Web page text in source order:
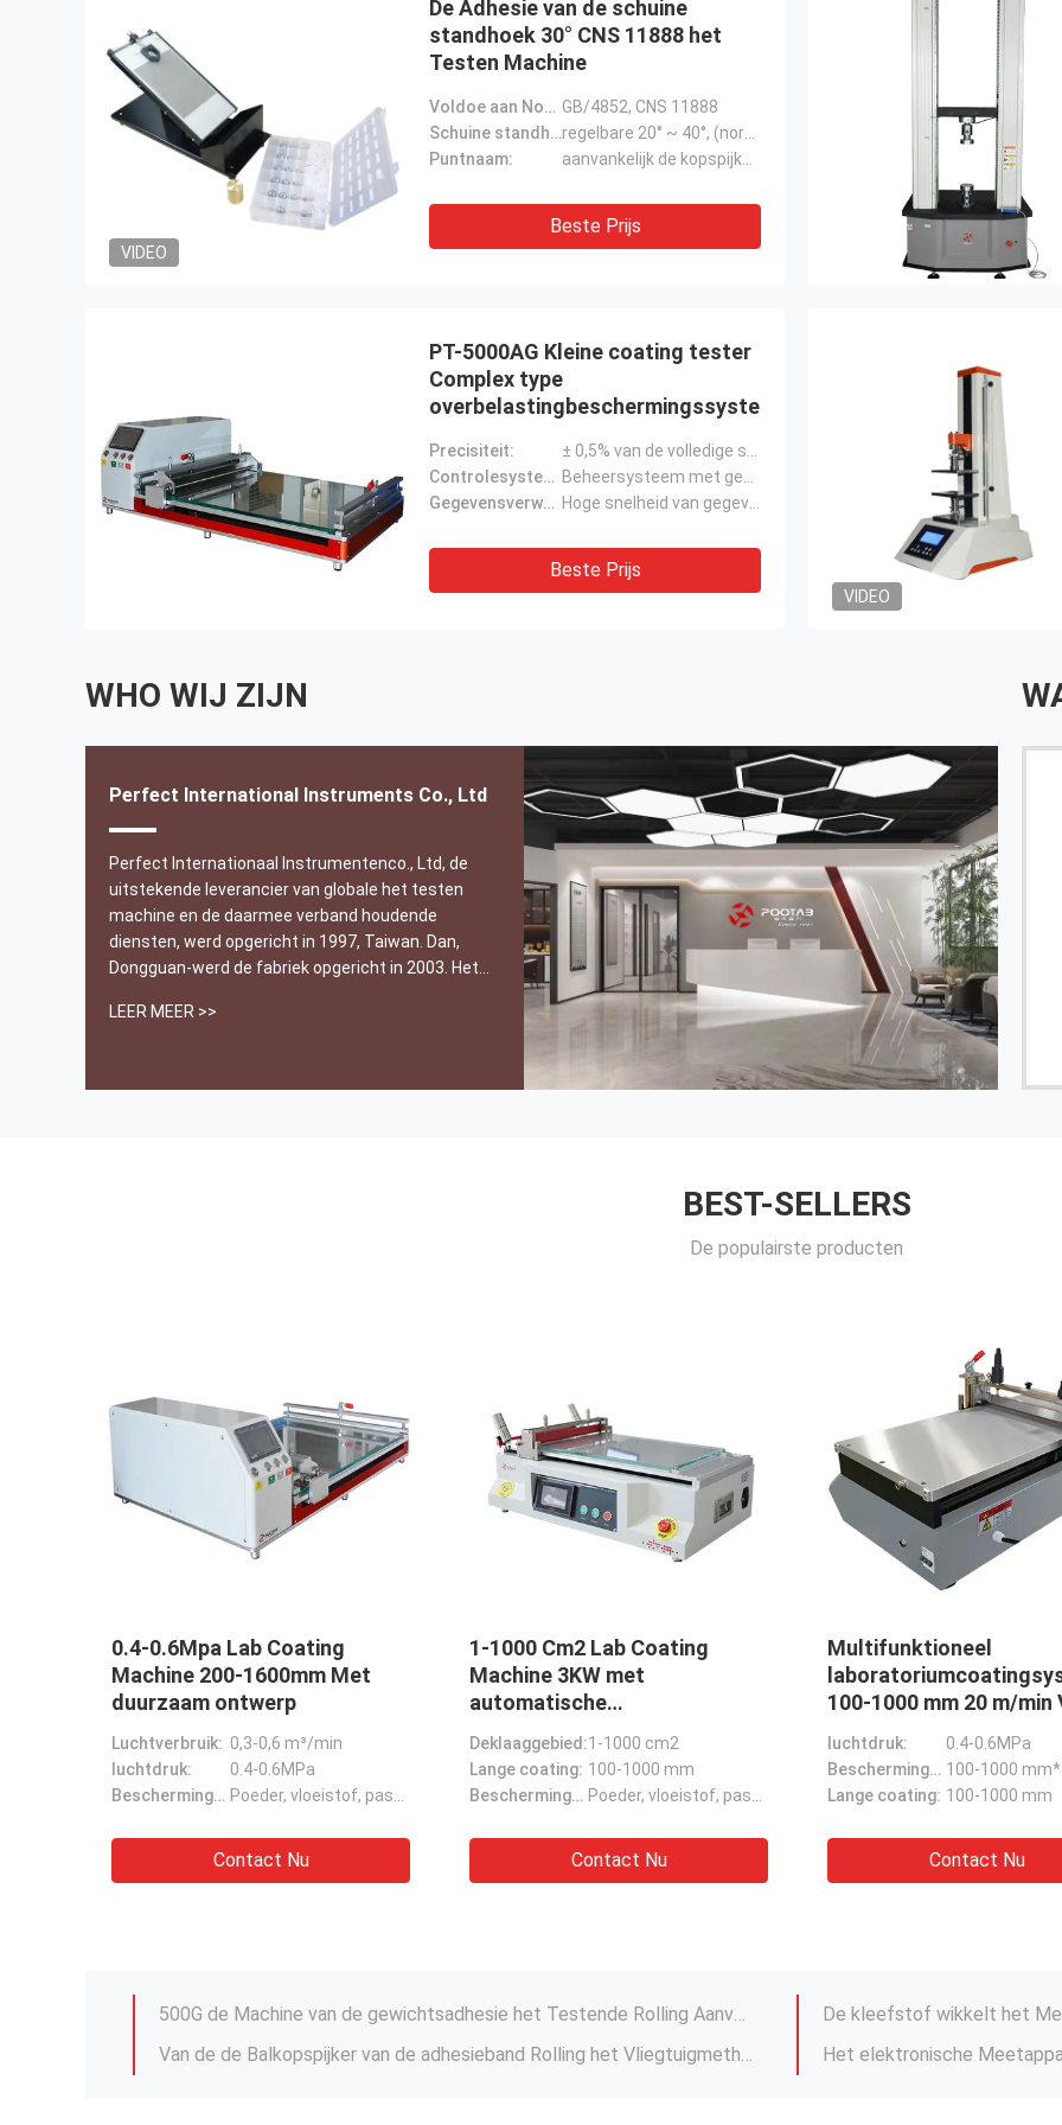
VIDEO
De Adhesie van de schuine
standhoek 30° CNS 11888 het
Testen Machine
Voldoe aan Normen: GB/4852, CNS 11888
Schuine standhoek:
regelbare 20° ~ 40°, (normaal gebruik 30°)
Puntnaam:
aanvankelijk de kopspijkermeetapparaat van de broodjesbal
Beste Prijs
PT-5000AG Kleine coating tester
Complex type
overbelastingbeschermingssysteem
Precisiteit:
± 0,5% van de volledige schaal
Controlesysteem:
Beheersysteem met gesloten schakel
Gegevensverwerving:
Hoge snelheid van gegevensverzameling
Beste Prijs
VIDEO
WHO WIJ ZIJN
Perfect International Instruments Co., Ltd
Perfect Internationaal Instrumentenco., Ltd, de
uitstekende leverancier van globale het testen
machine en de daarmee verband houdende
diensten, werd opgericht in 1997, Taiwan. Dan,
Dongguan-werd de fabriek opgericht in 2003. Het
rubber, plastieken, schoeisel, voedsel, dagelijks
LEER MEER >>
Perfecte Groep. Zijn zeer geduldig en beroeps, die
ASTM-norm, en machine opleiding helpen
verduidelijken
------ Garnica van Ecuador
Xin chào, de trek tersting machine stelde me, met
gedetailleerde werkende handgids tevreden. Ik kan
mijn producten wetenschappelijk testen.
------ Phong van Vietnam
BEST-SELLERS
De populairste producten
PT-5000AG Kleine coating
tester Complex type
overbelastingbeschermingssysteem
Precisiteit:
Gegevensverwerving:
Hoge snelheid van gegevensverzameling
Contact Nu
Betrouwbare
spanningsmetingsinrichting
Voor de test van de
krachtbereik 0,5-500 kN
De Waaier van de testsnelheid: 0.5-500mm/min
De Nauwkeurigheid van de verplaatsingsmeting: 0.001 mm
Krachteenheid: Kgf、 N、 lbf、 Kpa
Contact Nu
Van de de Adhesietest
90 Graadschil het
10000mm/Minute voor
en Film
Sensor:
Controlemethode:
De testhoek past aan:
Contact Nu
Hydraulische Compressie het Testen Machine/Universele de Servolijncontrole van het Compressiemeetapparaat
De Sterkte van het cementmetaal Materiële Concrete Samenpersende het Testen Machine Met geringe geluidssterkte